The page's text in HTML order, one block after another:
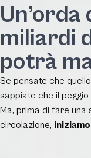
miliardi
potrà
Se pensate che
sappiate che il
Ma, prima di fare una
circolazione,